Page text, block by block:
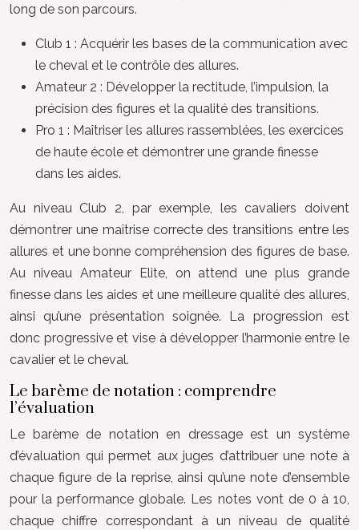
long de son parcours.
Club 1 : Acquérir les bases de la communication avec
le cheval et le contrôle des allures.
Amateur 2 : Développer la rectitude, l’impulsion, la
précision des figures et la qualité des transitions.
Pro 1 : Maîtriser les allures rassemblées, les exercices
de haute école et démontrer une grande finesse
dans les aides.
Au niveau Club 2, par exemple, les cavaliers doivent
démontrer une maîtrise correcte des transitions entre les
allures et une bonne compréhension des figures de base.
Au niveau Amateur Elite, on attend une plus grande
finesse dans les aides et une meilleure qualité des allures,
ainsi qu’une présentation soignée. La progression est
donc progressive et vise à développer l’harmonie entre le
cavalier et le cheval.
Le barème de notation : comprendre
l’évaluation
Le barème de notation en dressage est un système
d’évaluation qui permet aux juges d’attribuer une note à
chaque figure de la reprise, ainsi qu’une note d’ensemble
pour la performance globale. Les notes vont de 0 à 10,
chaque chiffre correspondant à un niveau de qualité